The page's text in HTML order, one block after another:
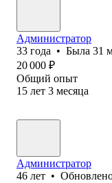
Администратор
33 года • Была 31
20 000 ₽
Общий опыт
15 лет 3 месяца
Администратор
46 лет •